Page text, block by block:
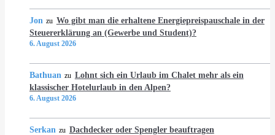
Jon zu Wo gibt man die erhaltene Energiepreispauschale in der
Steuererklärung an (Gewerbe und Student)?
6. August 2026
Bathuan zu Lohnt sich ein Urlaub im Chalet mehr als ein
klassischer Hotelurlaub in den Alpen?
6. August 2026
Serkan zu Dachdecker oder Spengler beauftragen